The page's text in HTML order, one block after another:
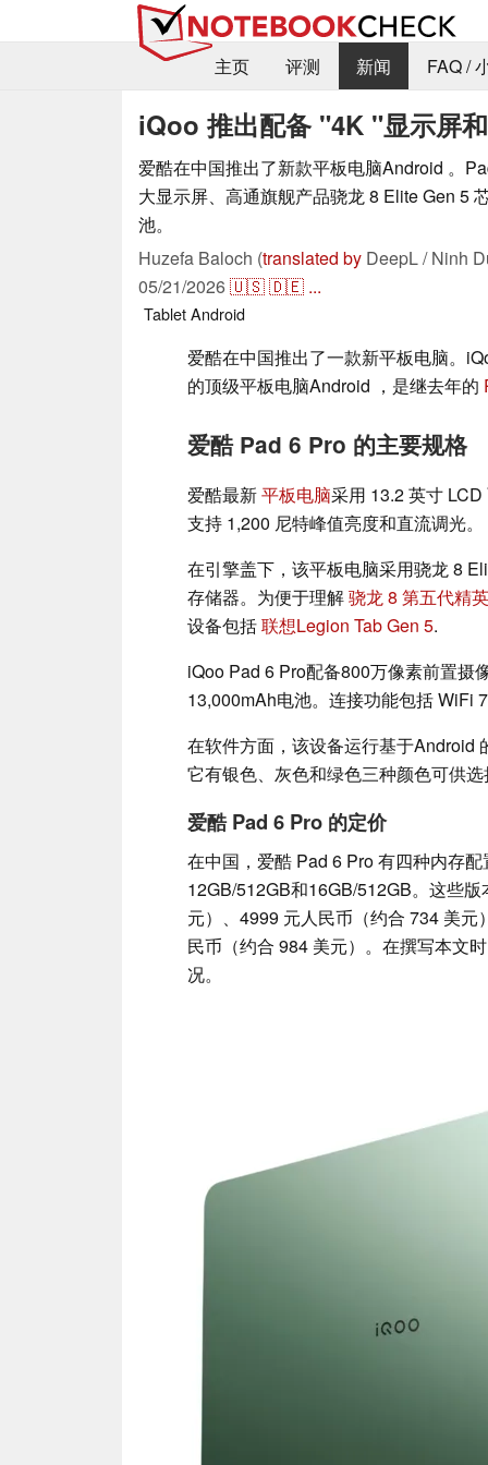
主页 评测 新闻 FAQ /
iQoo 推出配备 "4K "显示屏
爱酷在中国推出了新款平板电脑Android 。
大显示屏、高通旗舰产品骁龙 8 Elite Gen 5
池。
Huzefa Baloch (translated by DeepL / Ninh
05/21/2026🇺🇸🇩🇪 ...
TabletAndroid
爱酷在中国推出了一款新平板电脑。
的顶级平板电脑Android ，是继去年的
爱酷 Pad 6 Pro 的主要规格
爱酷最新平板电脑采用 13.2 英寸
支持 1,200 尼特峰值亮度和直流调光。
在引擎盖下，该平板电脑采用骁龙 8
存储器。为便于理解骁龙 8 第五代精
设备包括联想Legion Tab Gen 5.
iQoo Pad 6 Pro配备800万像素前置摄
13,000mAh电池。连接功能包括 WiFi
在软件方面，该设备运行基于Android
它有银色、灰色和绿色三种颜色可供
爱酷 Pad 6 Pro 的定价
在中国，爱酷 Pad 6 Pro 有四种内存
12GB/512GB和16GB/512GB。这些
元）、4999 元人民币（约合 734 美
民币（约合 984 美元）。在撰写本文
况。